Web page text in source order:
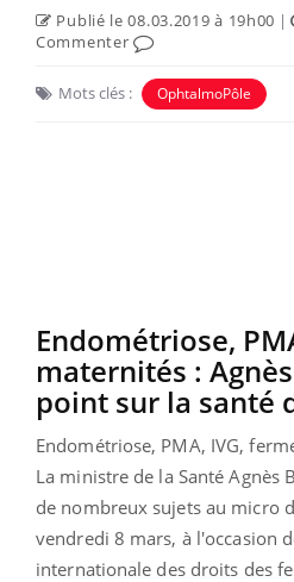
Publié le 08.03.2019 à 19h00 |
Commenter
Mots clés : OphtalmoPôle
Endométriose,
maternités :
point sur la santé
Endométriose, PMA, IVG,
La ministre de la Santé Agnès
de nombreux sujets au micro
vendredi 8 mars, à l'occasion
internationale des droits des